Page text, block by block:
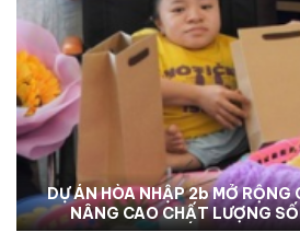
DỰ ÁN HÒA NHẬP 2b MỞ RỘNG
NÂNG CAO CHẤT LƯỢNG
KHUYẾT TẬT TẠI
NACCET THÚC ĐẨY DỰ ÁN HÒA
ĐỒNG NAI: Hỗ trợ sinh kế và
hồi chức năng để hỗ trợ người